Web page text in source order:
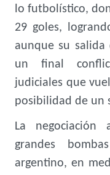
lo futbolístico,
29 goles,
aunque su
un final
judiciales que
posibilidad de un
La negociación
grandes
argentino, en